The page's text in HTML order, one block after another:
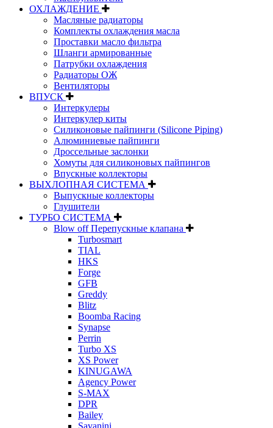
ОХЛАЖДЕНИЕ
Масляные радиаторы
Комплекты охлаждения масла
Проставки масло фильтра
Шланги армированные
Патрубки охлаждения
Радиаторы ОЖ
Вентиляторы
ВПУСК
Интеркулеры
Интеркулер киты
Силиконовые пайпинги (Silicone Piping)
Алюминиевые пайпинги
Дроссельные заслонки
Хомуты для силиконовых пайпингов
Впускные коллекторы
ВЫХЛОПНАЯ СИСТЕМА
Выпускные коллекторы
Глушители
ТУРБО СИСТЕМА
Blow off Перепускные клапана
Turbosmart
TIAL
HKS
Forge
GFB
Greddy
Blitz
Boomba Racing
Synapse
Perrin
Turbo XS
XS Power
KINUGAWA
Agency Power
S-MAX
DPR
Bailey
Savanini